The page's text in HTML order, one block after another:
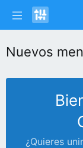
Nuevos
¿Quieres